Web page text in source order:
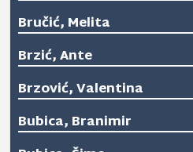
Bručić, Melita
Brzić, Ante
Brzović, Valentina
Bubica, Branimir